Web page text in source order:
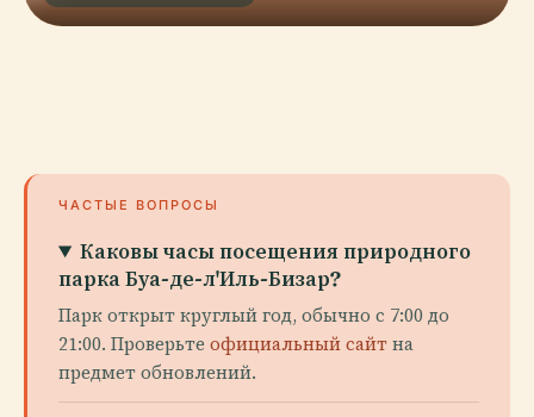
ЧАСТЫЕ ВОПРОСЫ
Каковы часы посещения природного
парка Буа-де-л'Иль-Бизар?
Парк открыт круглый год, обычно с 7:00 до
21:00. Проверьте официальный сайтна
предмет обновлений.